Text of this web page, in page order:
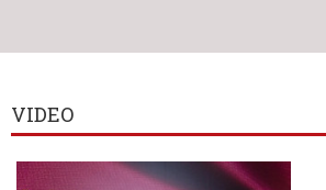
VIDEO